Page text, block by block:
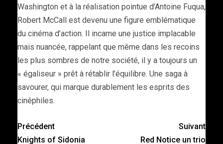
Washington et à la réalisation pointue d’Antoine Fuqua,
Robert McCall est devenu une figure emblématique
du cinéma d’action. Il incarne une justice implacable
mais nuancée, rappelant que même dans les recoins
les plus sombres de notre société, il y a toujours un
« égaliseur » prêt à rétablir l’équilibre. Une saga à
savourer, qui marque durablement les esprits des
cinéphiles.
Précédent
Knights of Sidonia
Suivant
Red Notice un trio